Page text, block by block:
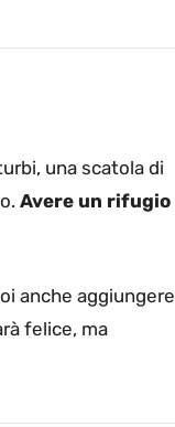
una scatola di
Avere un rifugio
anche aggiungere
felice, ma